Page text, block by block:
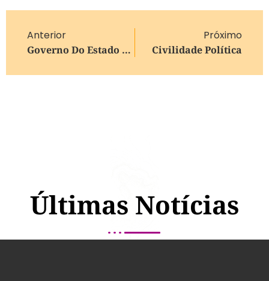
Anterior
Governo Do Estado Abre Prazo Para Credenciamento De Empresas Sementeiras No Programa Milho 100%
Próximo
Civilidade Política
Últimas Notícias